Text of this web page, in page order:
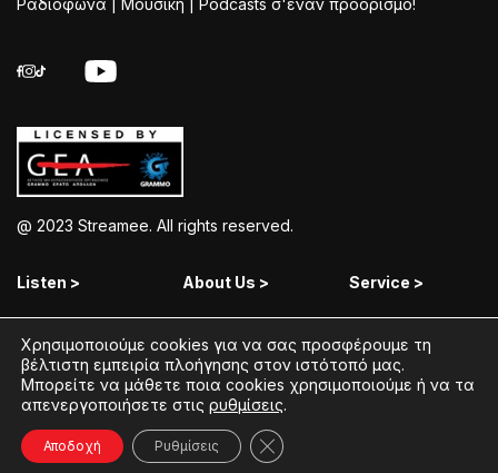
@ 2023 Streamee. All rights reserved.
Listen >
Moods
Radios
Podcasts
Contests
About Us >
Terms of Use
Coins Explained
Streamee News
Service >
Add Your Station
Contact
Χρησιμοποιούμε cookies για να σας προσφέρουμε τη
βέλτιστη εμπειρία πλοήγησης στον ιστότοπό μας.
Μπορείτε να μάθετε ποια cookies χρησιμοποιούμε ή να τα
απενεργοποιήσετε στις ρυθμίσεις.
Αποδοχή Ρυθμίσεις Κλείσιμο του Cookie banner